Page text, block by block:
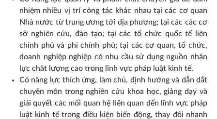
nhiệm nhiều vị trí công tác khác nhau tại các cơ quan
Nhà nước từ trung ương tới địa phương; tại các các cơ
sở nghiên cứu, đào tạo; tại các tổ chức quốc tế liên
chính phủ và phi chính phủ; tại các cơ quan, tổ chức,
doanh nghiệp nghiệp có nhu cầu sử dụng nguồn nhân
lực chât lượng cao trong lĩnh vực pháp luật kinh tế.
Có năng lực thích ứng, làm chủ, định hướng và dẫn dắt
chuyên môn trong nghiên cứu khoa học, giảng dạy và
giải quyết các mối quan hệ liên quan đến lĩnh vực pháp
luật kinh tế trong điều kiện biến động, thay đổi nhanh